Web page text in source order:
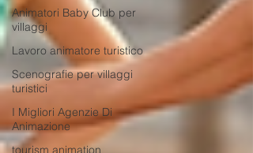
Animatori Baby Club per
villaggi
Lavoro animatore turistico
Scenografie per villaggi
turistici
I Migliori Agenzie Di
Animazione
tourism animation